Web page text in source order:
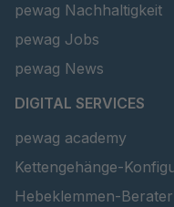
pewag Nachhaltigkeit
pewag Jobs
pewag News
DIGITAL SERVICES
pewag academy
Kettengehänge-
Hebeklemmen-Berater